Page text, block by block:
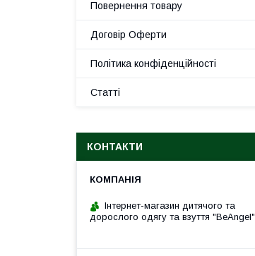
Повернення товару
Договір Оферти
Політика конфіденційності
Статті
КОНТАКТИ
Інтернет-магазин дитячого та
дорослого одягу та взуття "BeAngel"